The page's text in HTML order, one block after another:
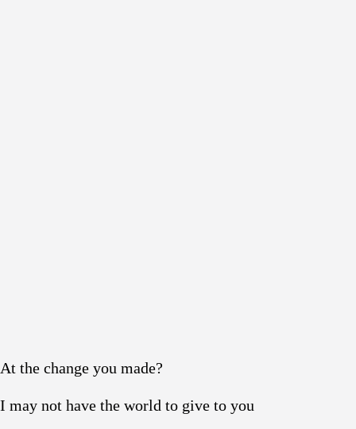
At the change you made?
I may not have the world to give to you